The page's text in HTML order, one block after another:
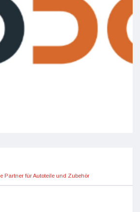
Partner für Autoteile und Zubehör